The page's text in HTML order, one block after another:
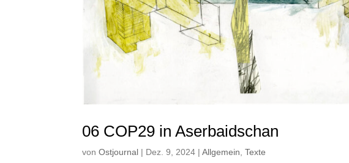
06 COP29 in Aserbaidschan
vonOstjournal | Dez. 9, 2024 |Allgemein,Texte